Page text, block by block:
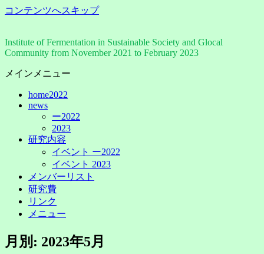
コンテンツへスキップ
Institute of Fermentation in Sustainable Society and Glocal
Community from November 2021 to February 2023
メインメニュー
home2022
news
ー2022
2023
研究内容
イベント ー2022
イベント 2023
メンバーリスト
研究費
リンク
メニュー
月別: 2023年5月